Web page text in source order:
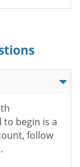
to begin is a
follow